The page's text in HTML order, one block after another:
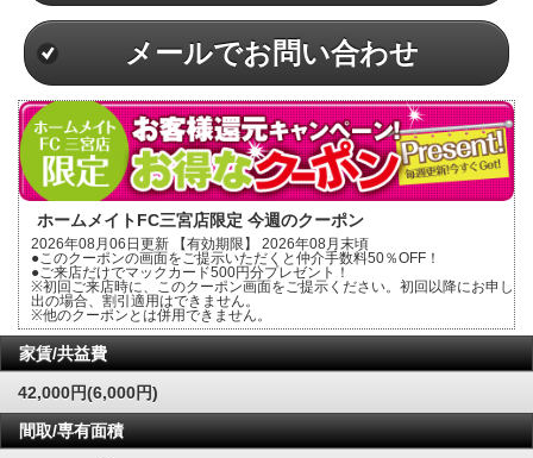
メールでお問い合わせ
ホームメイトFC三宮店限定 今週のクーポン
2026年08月06日更新 【有効期限】 2026年08月末頃
●このクーポンの画面をご提示いただくと仲介手数料50％OFF！
●ご来店だけでマックカード500円分プレゼント！
※初回ご来店時に、このクーポン画面をご提示ください。初回以降にお申し
出の場合、割引適用はできません。
※他のクーポンとは併用できません。
家賃/共益費
42,000円(6,000円)
間取/専有面積